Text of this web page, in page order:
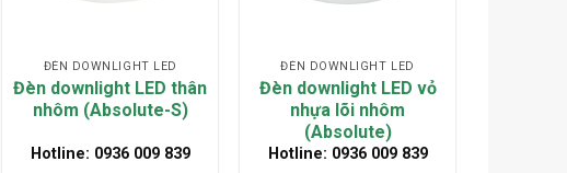
ĐÈN DOWNLIGHT LED
Đèn downlight LED thân
nhôm (Absolute-S)
Hotline: 0936 009 839
ĐÈN DOWNLIGHT LED
Đèn downlight LED vỏ
nhựa lõi nhôm
(Absolute)
Hotline: 0936 009 839